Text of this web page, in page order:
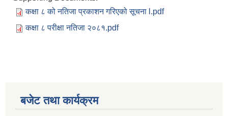
कक्षा ८ को नतिजा प्रकाशन गरिएको सूचना l.pdf
कक्षा ८ परीक्षा नतिजा २०८१.pdf
बजेट तथा कार्यक्रम